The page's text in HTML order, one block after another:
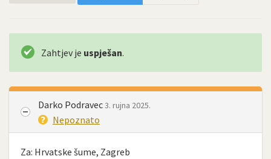
Zahtjev je uspješan.
Darko Podravec3. rujna 2025.
Nepoznato
Za: Hrvatske šume, Zagreb